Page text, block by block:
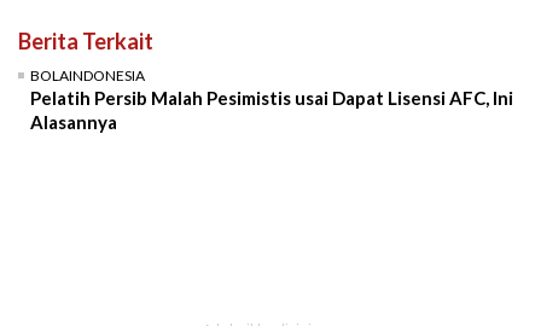
Berita Terkait
BOLAINDONESIA
Pelatih Persib Malah Pesimistis usai Dapat Lisensi AFC, Ini
Alasannya